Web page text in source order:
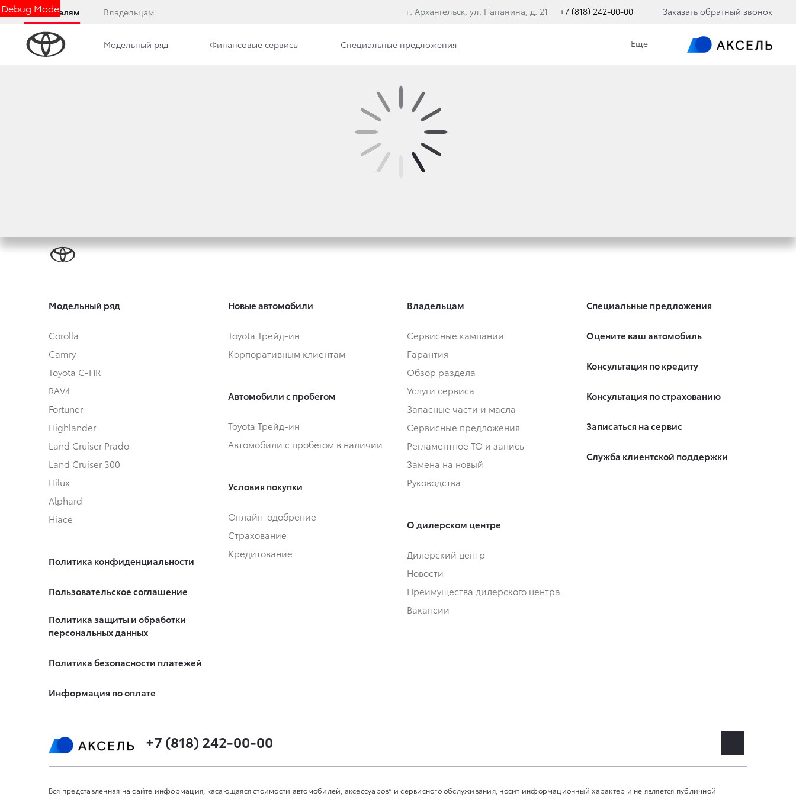
Debug Mode
Покупателям Владельцам г. Архангельск, ул. Папанина, д. 21 +7 (818) 242-00-00 Заказать обратный звонок
Модельный ряд Финансовые сервисы Специальные предложения Еще
Модельный ряд
Corolla
Camry
Toyota C-HR
RAV4
Fortuner
Highlander
Land Cruiser Prado
Land Cruiser 300
Hilux
Alphard
Hiace
Политика конфиденциальности
Пользовательское соглашение
Политика защиты и обработки
персональных данных
Политика безопасности платежей
Информация по оплате
Новые автомобили
Toyota Трейд-ин
Корпоративным клиентам
Автомобили с пробегом
Toyota Трейд-ин
Автомобили с пробегом в наличии
Условия покупки
Онлайн-одобрение
Страхование
Кредитование
Владельцам
Сервисные кампании
Гарантия
Обзор раздела
Услуги сервиса
Запасные части и масла
Сервисные предложения
Регламентное ТО и запись
Замена на новый
Руководства
О дилерском центре
Дилерский центр
Новости
Преимущества дилерского центра
Вакансии
Специальные предложения
Оцените ваш автомобиль
Консультация по кредиту
Консультация по страхованию
Записаться на сервис
Служба клиентской поддержки
+7 (818) 242-00-00
Вся представленная на сайте информация, касающаяся стоимости автомобилей, аксессуаров* и сервисного обслуживания, носит информационный характер и не является публичной